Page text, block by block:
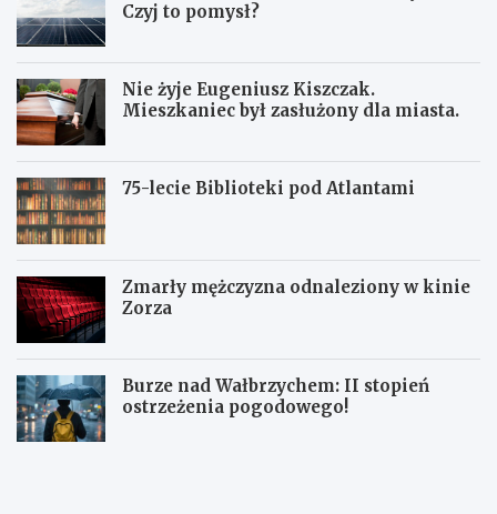
Czyj to pomysł?
Nie żyje Eugeniusz Kiszczak.
Mieszkaniec był zasłużony dla miasta.
75-lecie Biblioteki pod Atlantami
Zmarły mężczyzna odnaleziony w kinie
Zorza
Burze nad Wałbrzychem: II stopień
ostrzeżenia pogodowego!
Z
W
W